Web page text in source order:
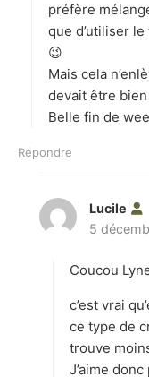
préfère
que d’utiliser
😉
Mais cela
devait être
Belle fin de
Répondre
Lucile
i
5
Coucou
c’est vrai
ce type de
trouve
J’aime